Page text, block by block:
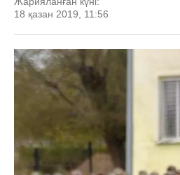
18 қазан 2019, 11:56